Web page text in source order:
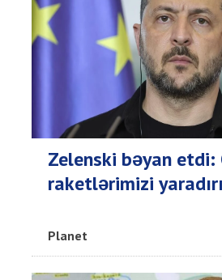
Zelenski bəyan
raketlərimizi
Planet